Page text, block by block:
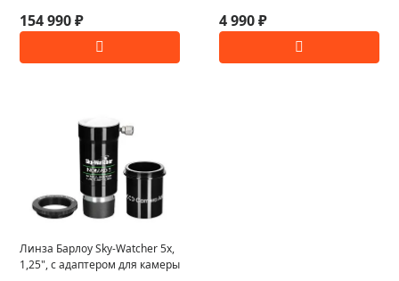
154 990 ₽ 4 990 ₽
Линза Барлоу Sky-Watcher 5x,
1,25", с адаптером для камеры